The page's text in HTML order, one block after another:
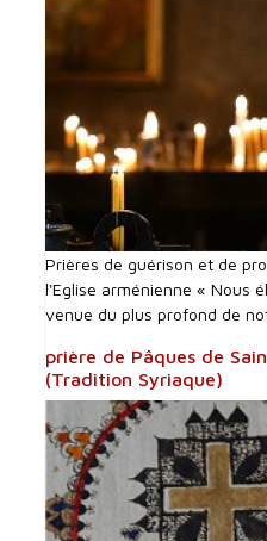
Prières de guérison et de
l'Eglise arménienne « Nous
venue du plus profond de
prière de Pâques de
(Tradition Syriaque)